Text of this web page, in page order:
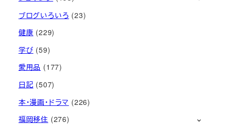
ブログいろいろ (23)
健康 (229)
学び (59)
愛用品 (177)
日記 (507)
本・漫画・ドラマ (226)
福岡移住 (276)